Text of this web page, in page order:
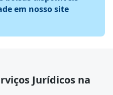
em nosso site
Jurídicos na